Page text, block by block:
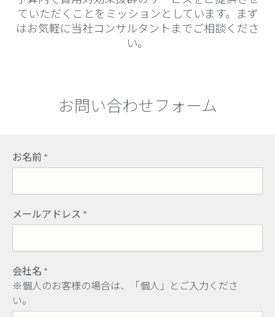
ていただくことをミッションとしています。まず
はお気軽に当社コンサルタントまでご相談くださ
い。
お問い合わせフォーム
お名前 *
メールアドレス *
会社名 *
※個人のお客様の場合は、「個人」とご入力くださ
い。